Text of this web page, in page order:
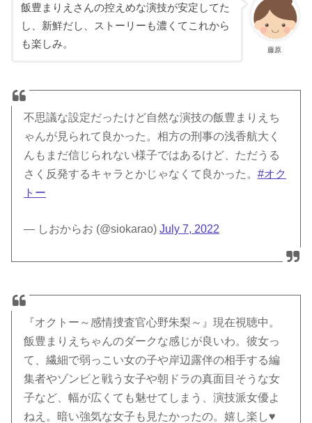
藤原
飯豊まりえさんの控えめな演技が安定してた
し、新鮮だし、ストーリーも濃くてこれから
も楽しみ。
不思議な設定だったけど自然な演技の飯豊まりえち
ゃんが見られて良かった。相方の刑事の浅香航大く
んもまだ信じられない様子ではあるけど、ただうる
さく反発するキャラとかじゃなくて良かった。#オク
トー
— しおからお (@siokarao)July 7, 2022
『オクトー～感情捜査官心野朱梨～』現在視聴中。
飯豊まりえちゃんのダークな感じが良いわ。彼女っ
て、繊細で弱っこい女の子や岸辺露伴の相手する編
集者やゾンビと戦う女子や朝ドラの真面目そうな女
子など、幅が広くても魅せてしまう、演技派女優よ
ねえ。暗い強気な女子も見たかったの。嬉し楽し♥️